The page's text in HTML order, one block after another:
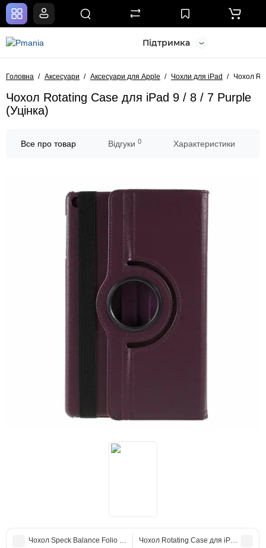
Підтримка
Головна Аксесуари Аксесуари для Apple Чохли для iPad Чохол
Чохол Rotating Case для iPad 9 / 8 / 7 Purple
(Уцінка)
Все про товар Відгуки 0 Характеристики
Чохол Speck Balance Folio для iPad Pro 11" / iPad Air Black (Уцінка)
Чохол Rotating Case для iPad 9 / 8 / 7